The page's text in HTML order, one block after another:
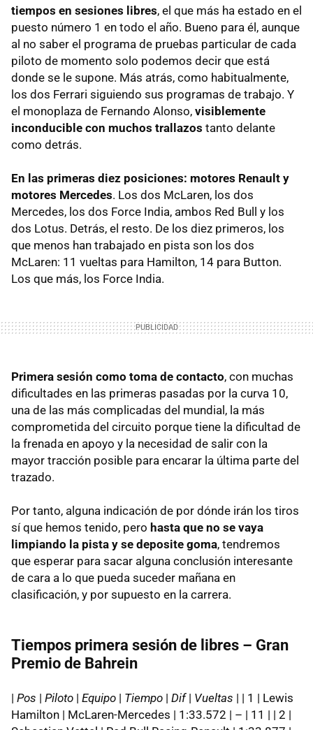
tiempos en sesiones libres, el que más ha estado en el
puesto número 1 en todo el año. Bueno para él, aunque
al no saber el programa de pruebas particular de cada
piloto de momento solo podemos decir que está
donde se le supone. Más atrás, como habitualmente,
los dos Ferrari siguiendo sus programas de trabajo. Y
el monoplaza de Fernando Alonso, visiblemente
inconducible con muchos trallazos tanto delante
como detrás.
En las primeras diez posiciones: motores Renault y
motores Mercedes. Los dos McLaren, los dos
Mercedes, los dos Force India, ambos Red Bull y los
dos Lotus. Detrás, el resto. De los diez primeros, los
que menos han trabajado en pista son los dos
McLaren: 11 vueltas para Hamilton, 14 para Button.
Los que más, los Force India.
Primera sesión como toma de contacto, con muchas
dificultades en las primeras pasadas por la curva 10,
una de las más complicadas del mundial, la más
comprometida del circuito porque tiene la dificultad de
la frenada en apoyo y la necesidad de salir con la
mayor tracción posible para encarar la última parte del
trazado.
Por tanto, alguna indicación de por dónde irán los tiros
sí que hemos tenido, pero hasta que no se vaya
limpiando la pista y se deposite goma, tendremos
que esperar para sacar alguna conclusión interesante
de cara a lo que pueda suceder mañana en
clasificación, y por supuesto en la carrera.
Tiempos primera sesión de libres – Gran
Premio de Bahrein
| Pos | Piloto | Equipo | Tiempo | Dif| Vueltas | | 1 | Lewis
Hamilton | McLaren-Mercedes | 1:33.572 | – | 11 | | 2 |